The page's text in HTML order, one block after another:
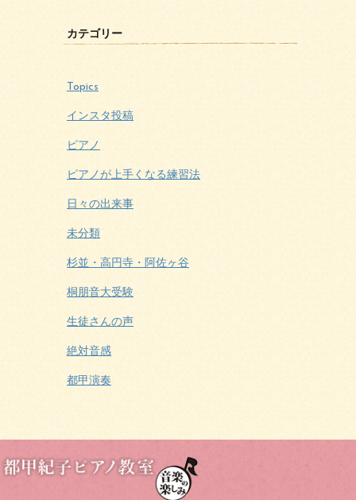
カテゴリー
Topics
インスタ投稿
ピアノ
ピアノが上手くなる練習法
日々の出来事
未分類
杉並・高円寺・阿佐ヶ谷
桐朋音大受験
生徒さんの声
絶対音感
都甲演奏